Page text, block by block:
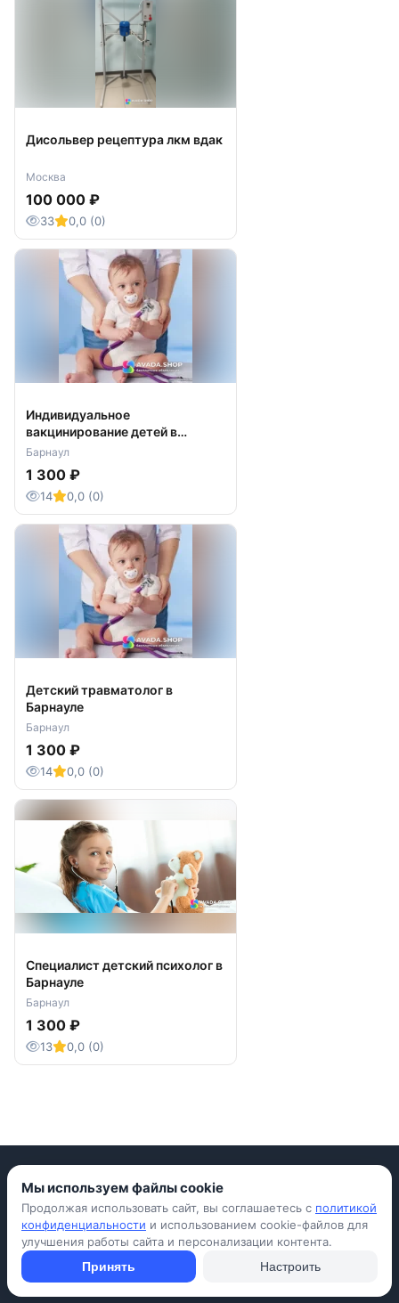
Дисольвер рецептура лкм вдак
Москва
100 000 ₽
33 0,0 (0)
Индивидуальное
вакцинирование детей в
частной клинике Барнаула
Барнаул
1 300 ₽
14 0,0 (0)
Детский травматолог в
Барнауле
Барнаул
1 300 ₽
14 0,0 (0)
Специалист детский психолог в
Барнауле
Барнаул
1 300 ₽
13 0,0 (0)
Приложение для iPhone
© Avada Shop, 2026
Конфиденциальность
Подать объявление бесплатно
ОбъявленияВопросы и ответы
Мы используем файлы cookie
Продолжая использовать сайт, вы соглашаетесь с политикой
конфиденциальности и использованием cookie-файлов для
улучшения работы сайта и персонализации контента.
Принять
Настроить